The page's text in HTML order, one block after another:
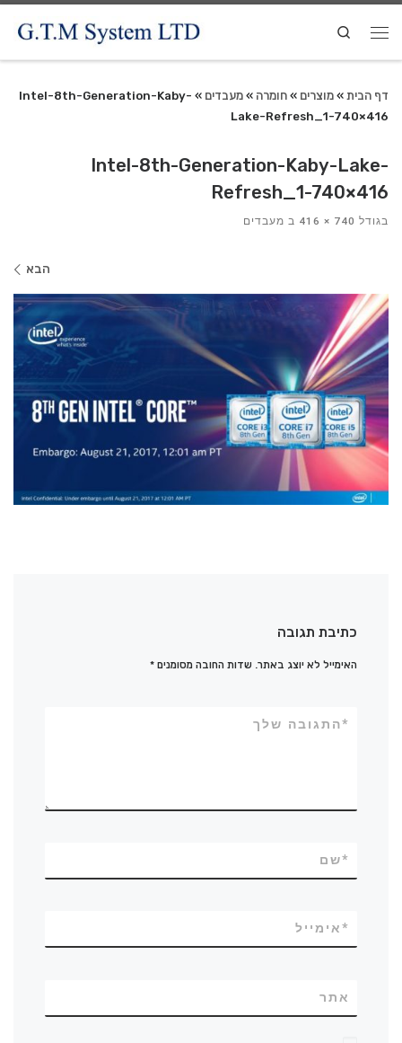
Search
דף הבית »מוצרים »חומרה »מעבדים »
Intel-8th-Generation-Kaby-
Lake-Refresh_1-740×416
Intel-8th-Generation-Kaby-Lake-
Refresh_1-740×416
בגודל ב מעבדים
הבא
כתיבת תגובה
האימייל לא יוצג באתר. שדות החובה מסומנים*
התגובה שלך*
שם*
אימייל*
אתר